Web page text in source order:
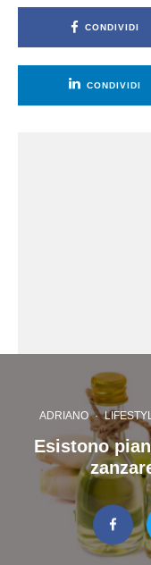
CONDIVIDI
CONDIVIDI
ADRIANO ·
Esistono